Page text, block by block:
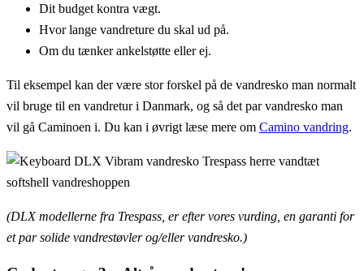
Dit budget kontra vægt.
Hvor lange vandreture du skal ud på.
Om du tænker ankelstøtte eller ej.
Til eksempel kan der være stor forskel på de vandresko man normalt
vil bruge til en vandretur i Danmark, og så det par vandresko man
vil gå Caminoen i. Du kan i øvrigt læse mere om Camino vandring.
(DLX modellerne fra Trespass, er efter vores vurding, en garanti for
et par solide vandrestøvler og/eller vandresko.)